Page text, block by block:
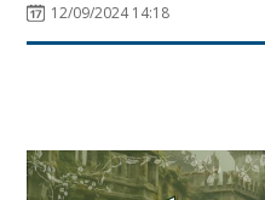
12/09/2024 14:18